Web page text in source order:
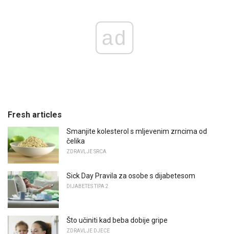
ad
Fresh articles
Smanjite kolesterol s mljevenim zrncima od
čelika
ZDRAVLJE SRCA
Sick Day Pravila za osobe s dijabetesom
DIJABETES TIPA 2
Što učiniti kad beba dobije gripe
ZDRAVLJE DJECE